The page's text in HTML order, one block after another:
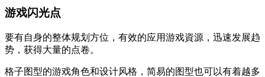
游戏闪光点
要有自身的整体规划方位，有效的应用游戏資源，迅速发展趋
势，获得大量的点卷。
格子图型的游戏角色和设计风格，简易的图型也可以有着越多